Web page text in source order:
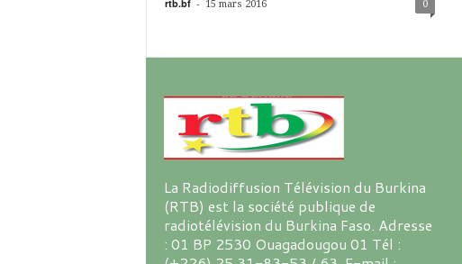
rtb.bf - 15 mars 2016 0
La Radiodiffusion Télévision du Burkina
(RTB) est la société publique de
radiotélévision du Burkina Faso. Adresse
: 01 BP 2530 Ouagadougou 01 Tél :